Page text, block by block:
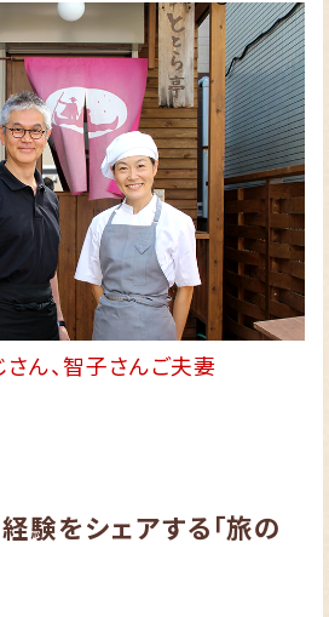
ん、智子さんご夫妻
験をシェアする「旅の